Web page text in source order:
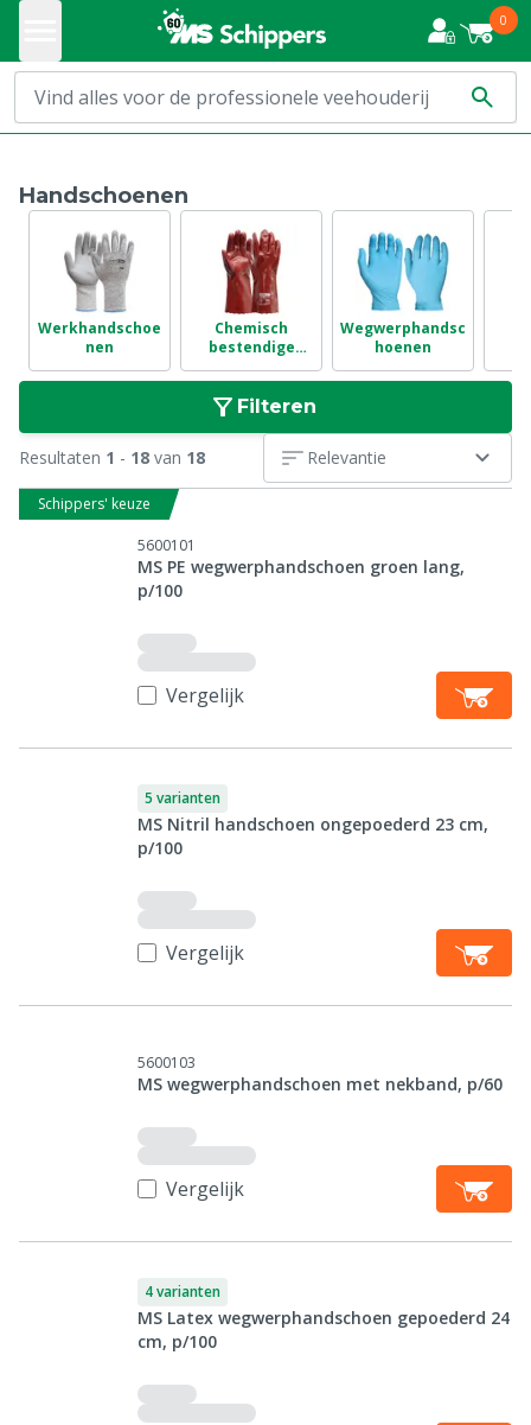
0
Handschoenen
Werkhandschoe
nen
Chemisch
bestendige
handschoenen
Wegwerphandsc
hoenen
Filteren
Resultaten 1 - 18 van 18 Relevantie
Schippers' keuze
5600101
MS PE wegwerphandschoen groen lang,
p/100
Vergelijk
5 varianten
MS Nitril handschoen ongepoederd 23 cm,
p/100
Vergelijk
5600103
MS wegwerphandschoen met nekband, p/60
Vergelijk
4 varianten
MS Latex wegwerphandschoen gepoederd 24
cm, p/100